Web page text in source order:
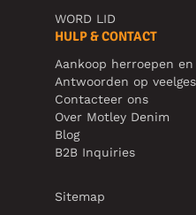
WORD LID
HULP & CONTACT
Aankoop herroepen
Antwoorden op
Contacteer ons
Over Motley Denim
Blog
B2B Inquiries
Sitemap